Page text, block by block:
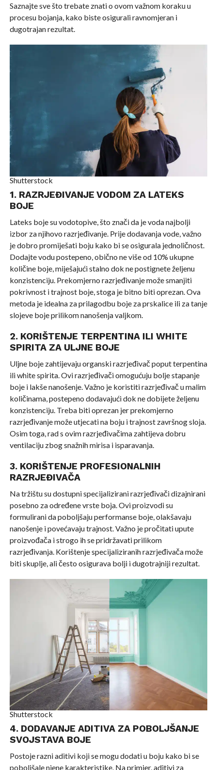
Saznajte sve što trebate znati o ovom važnom koraku u
procesu bojanja, kako biste osigurali ravnomjeran i
dugotrajan rezultat.
Shutterstock
1. RAZRJEĐIVANJE VODOM ZA LATEKS
BOJE
Lateks boje su vodotopive, što znači da je voda najbolji
izbor za njihovo razrjeđivanje. Prije dodavanja vode, važno
je dobro promiješati boju kako bi se osigurala jednoličnost.
Dodajte vodu postepeno, obično ne više od 10% ukupne
količine boje, miješajući stalno dok ne postignete željenu
konzistenciju. Prekomjerno razrjeđivanje može smanjiti
pokrivnost i trajnost boje, stoga je bitno biti oprezan. Ova
metoda je idealna za prilagodbu boje za prskalice ili za tanje
slojeve boje prilikom nanošenja valjkom.
2. KORIŠTENJE TERPENTINA ILI WHITE
SPIRITA ZA ULJNE BOJE
Uljne boje zahtijevaju organski razrjeđivač poput terpentina
ili white spirita. Ovi razrjeđivači omogućuju bolje stapanje
boje i lakše nanošenje. Važno je koristiti razrjeđivač u malim
količinama, postepeno dodavajući dok ne dobijete željenu
konzistenciju. Treba biti oprezan jer prekomjerno
razrjeđivanje može utjecati na boju i trajnost završnog sloja.
Osim toga, rad s ovim razrjeđivačima zahtijeva dobru
ventilaciju zbog snažnih mirisa i isparavanja.
3. KORIŠTENJE PROFESIONALNIH
RAZRJEĐIVAČA
Na tržištu su dostupni specijalizirani razrjeđivači dizajnirani
posebno za određene vrste boja. Ovi proizvodi su
formulirani da poboljšaju performanse boje, olakšavaju
nanošenje i povećavaju trajnost. Važno je pročitati upute
proizvođača i strogo ih se pridržavati prilikom
razrjeđivanja. Korištenje specijaliziranih razrjeđivača može
biti skuplje, ali često osigurava bolji i dugotrajniji rezultat.
Shutterstock
4. DODAVANJE ADITIVA ZA POBOLJŠANJE
SVOJSTAVA BOJE
Postoje razni aditivi koji se mogu dodati u boju kako bi se
poboljšale njene karakteristike. Na primjer, aditivi za